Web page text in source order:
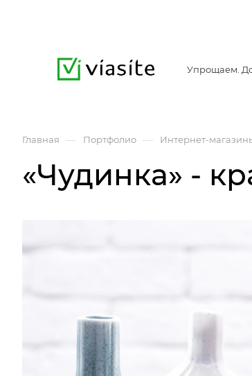
Упрощаем.
Главная — Портфолио — Интернет-
«Чудинка» -